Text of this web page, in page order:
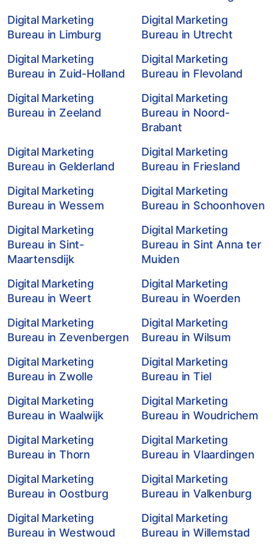
Digital Marketing
Bureau in Limburg
Digital Marketing
Bureau in Utrecht
Digital Marketing
Bureau in Zuid-Holland
Digital Marketing
Bureau in Flevoland
Digital Marketing
Bureau in Zeeland
Digital Marketing
Bureau in Noord-
Brabant
Digital Marketing
Bureau in Gelderland
Digital Marketing
Bureau in Friesland
Digital Marketing
Bureau in Wessem
Digital Marketing
Bureau in Schoonhoven
Digital Marketing
Bureau in Sint-
Maartensdijk
Digital Marketing
Bureau in Sint Anna ter
Muiden
Digital Marketing
Bureau in Weert
Digital Marketing
Bureau in Woerden
Digital Marketing
Bureau in Zevenbergen
Digital Marketing
Bureau in Wilsum
Digital Marketing
Bureau in Zwolle
Digital Marketing
Bureau in Tiel
Digital Marketing
Bureau in Waalwijk
Digital Marketing
Bureau in Woudrichem
Digital Marketing
Bureau in Thorn
Digital Marketing
Bureau in Vlaardingen
Digital Marketing
Bureau in Oostburg
Digital Marketing
Bureau in Valkenburg
Digital Marketing
Bureau in Westwoud
Digital Marketing
Bureau in Willemstad